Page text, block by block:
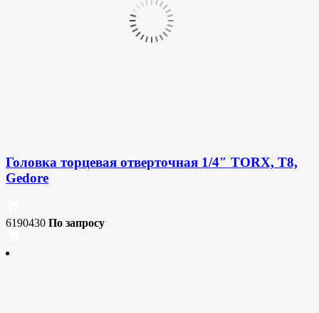
Головка торцевая отверточная 1/4″ TORX, T8,
Gedore
6190430 По запросу